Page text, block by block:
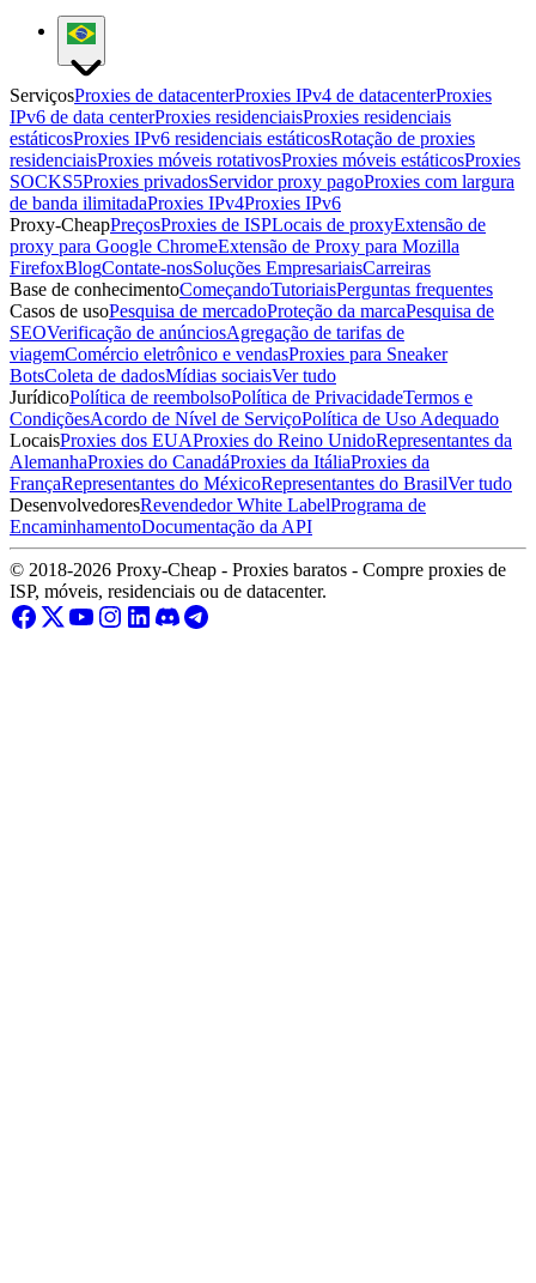
ServiçosProxies de datacenterProxies IPv4 de datacenterProxies
IPv6 de data centerProxies residenciaisProxies residenciais
estáticosProxies IPv6 residenciais estáticosRotação de proxies
residenciaisProxies móveis rotativosProxies móveis estáticosProxies
SOCKS5Proxies privadosServidor proxy pagoProxies com largura
de banda ilimitadaProxies IPv4Proxies IPv6
Proxy-CheapPreçosProxies de ISPLocais de proxyExtensão de
proxy para Google ChromeExtensão de Proxy para Mozilla
FirefoxBlogContate-nosSoluções EmpresariaisCarreiras
Base de conhecimentoComeçandoTutoriaisPerguntas frequentes
Casos de usoPesquisa de mercadoProteção da marcaPesquisa de
SEOVerificação de anúnciosAgregação de tarifas de
viagemComércio eletrônico e vendasProxies para Sneaker
BotsColeta de dadosMídias sociaisVer tudo
JurídicoPolítica de reembolsoPolítica de PrivacidadeTermos e
CondiçõesAcordo de Nível de ServiçoPolítica de Uso Adequado
LocaisProxies dos EUAProxies do Reino UnidoRepresentantes da
AlemanhaProxies do CanadáProxies da ItáliaProxies da
FrançaRepresentantes do MéxicoRepresentantes do BrasilVer tudo
DesenvolvedoresRevendedor White LabelPrograma de
EncaminhamentoDocumentação da API
© 2018-2026 Proxy-Cheap - Proxies baratos - Compre proxies de
ISP, móveis, residenciais ou de datacenter.